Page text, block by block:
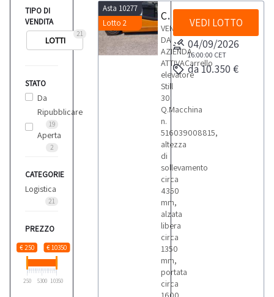
TIPO DI
VENDITA
21
LOTTI
STATO
Da
Ripubblicare
19
Aperta
2
CATEGORIE
Logistica
21
PREZZO
€ 250 € 10350
250 5300 10350
Asta 10277
Lotto 2
Carrello elevatore Still 30 Q
VENDITA
DA
AZIENDA
ATTIVACarrello
elevatore
Still
30
Q.Macchina
n.
516039008815,
altezza
di
sollevamento
circa
4350
mm,
alzata
libera
circa
1350
mm,
portata
circa
VEDI LOTTO
04/09/2026
16:00:00 CET
da 10.350 €